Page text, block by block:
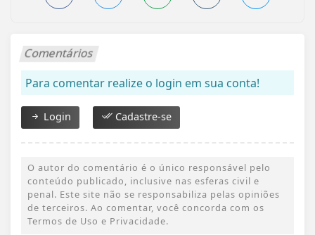
Comentários
Para comentar realize o login em sua conta!
Login Cadastre-se
O autor do comentário é o único responsável pelo
conteúdo publicado, inclusive nas esferas civil e
penal. Este site não se responsabiliza pelas opiniões
de terceiros. Ao comentar, você concorda com os
Termos de Uso e Privacidade.